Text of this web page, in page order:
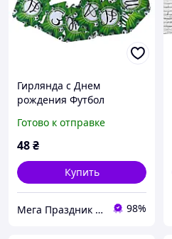
Гирлянда с Днем
рождения Футбол
Готово к отправке
48₴
Купить
Мега Праздник – магазин аксессуаров для праздника и все для оформления воздушными шарами ОПТ. 98%